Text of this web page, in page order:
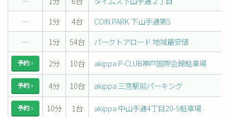
―
1分 4台
COIN PARK 下山手通第5
―
1分 54台 パークトアロード 地域最安値
予約 › 2分 10台 akippa P-CLUB神戸国際会館駐車場
予約 › 4分 10台 akippa 三宮駅前パーキング
予約 › 10分 1台 akippa 中山手通4丁目20-5駐車場